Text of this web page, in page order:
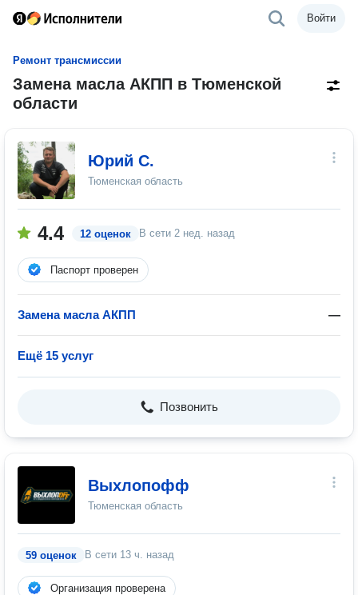
Войти
Ремонт трансмиссии
Замена масла АКПП в Тюменской
области
Юрий С.
Тюменская область
4.4 12 оценок В сети 2 нед. назад
Паспорт проверен
Замена масла АКПП —
Ещё 15 услуг
Позвонить
Выхлопофф
Тюменская область
59 оценок В сети 13 ч. назад
Организация проверена